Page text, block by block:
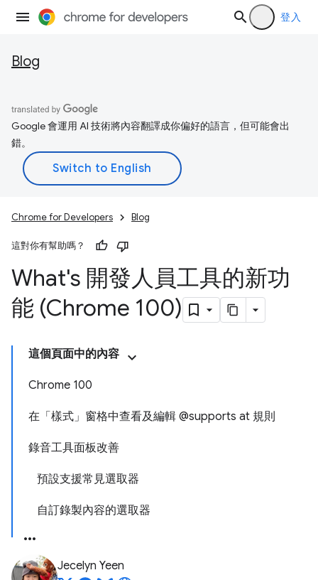
登入
Blog
Google 會運用 AI 技術將內容翻譯成你偏好的語言，但可能會出
錯。
Chrome for Developers Blog
這對你有幫助嗎？
What's 開發人員工具的新功
能 (Chrome 100)
這個頁面中的內容
Chrome 100
在「樣式」窗格中查看及編輯 @supports at 規則
錄音工具面板改善
預設支援常見選取器
自訂錄製內容的選取器
Jecelyn Yeen